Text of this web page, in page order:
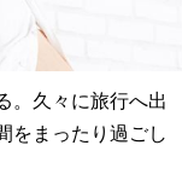
。久々に旅行へ出
をまったり過ごし